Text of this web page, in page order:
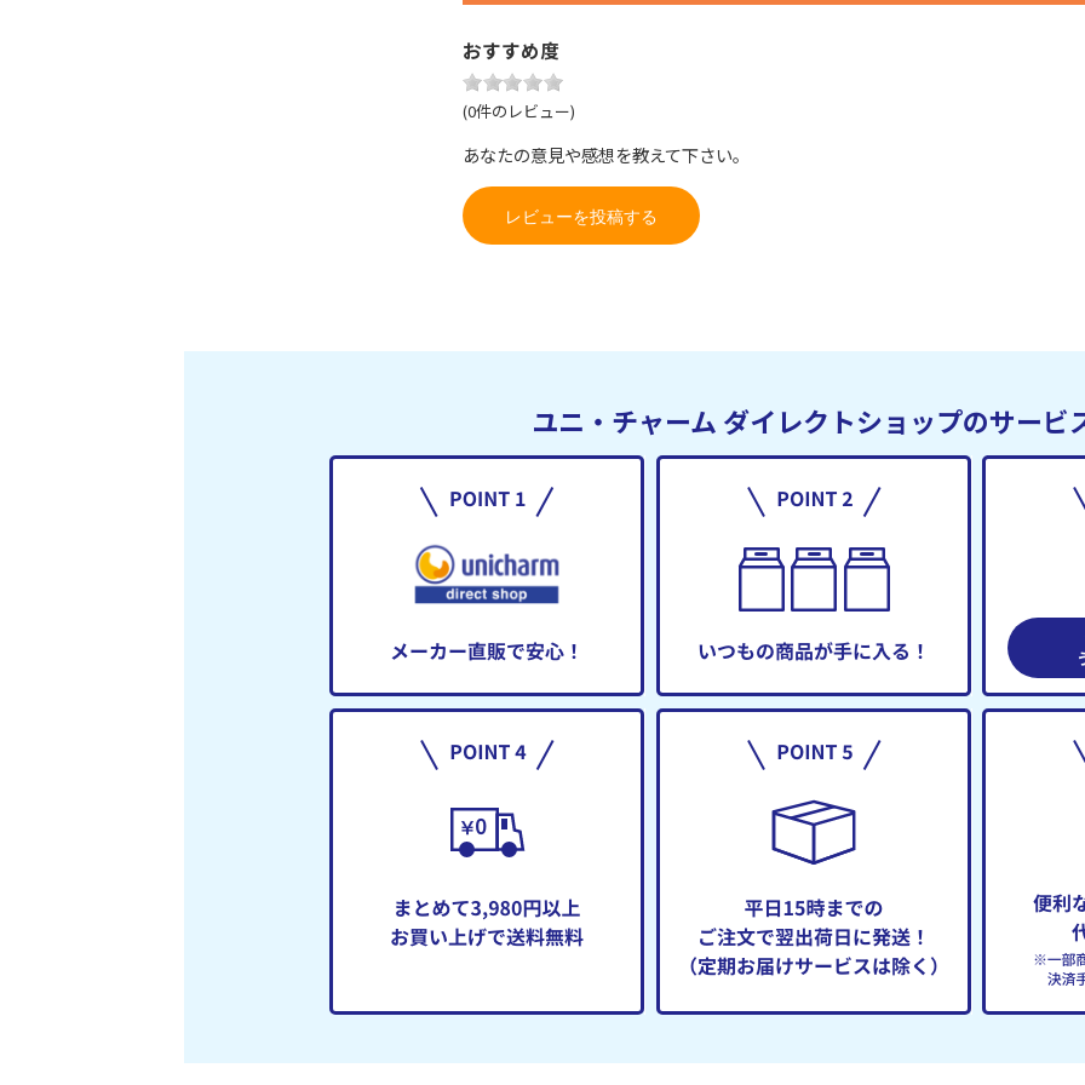
おすすめ度
(0件のレビュー)
あなたの意見や感想を教えて下さい。
レビューを投稿する
ユニ・チャーム ダイレクトショップのサービ